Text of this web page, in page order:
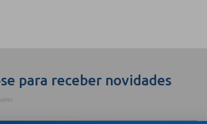
para receber novidades